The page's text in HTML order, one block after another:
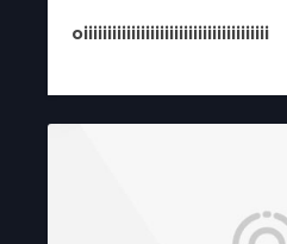
oiiiiiiiiiiiiiiiiiiiiiiiiiiiiiiiiiiiiiii